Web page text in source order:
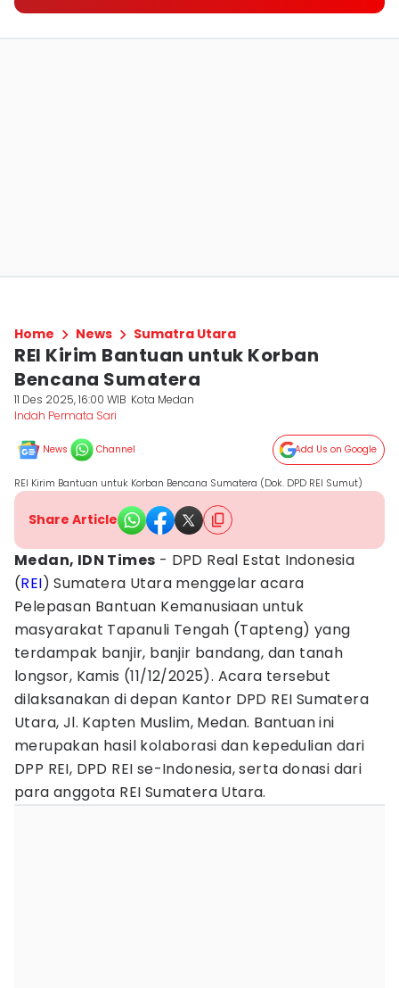
Home News Sumatra Utara
REI Kirim Bantuan untuk Korban
Bencana Sumatera
11 Des 2025, 16:00 WIB Kota Medan
Indah Permata Sari
News Channel Add Us on Google
REI Kirim Bantuan untuk Korban Bencana Sumatera (Dok. DPD REI Sumut)
Share Article
Medan, IDN Times - DPD Real Estat Indonesia
(REI) Sumatera Utara menggelar acara
Pelepasan Bantuan Kemanusiaan untuk
masyarakat Tapanuli Tengah (Tapteng) yang
terdampak banjir, banjir bandang, dan tanah
longsor, Kamis (11/12/2025). Acara tersebut
dilaksanakan di depan Kantor DPD REI Sumatera
Utara, Jl. Kapten Muslim, Medan. Bantuan ini
merupakan hasil kolaborasi dan kepedulian dari
DPP REI, DPD REI se-Indonesia, serta donasi dari
para anggota REI Sumatera Utara.